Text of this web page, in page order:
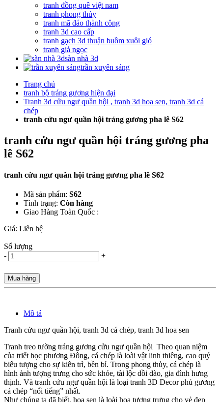
tranh đồng quê việt nam
tranh phong thủy
tranh mã đáo thành công
tranh 3d cao cấp
tranh gạch 3d thuận buồm xuôi gió
tranh giả ngọc
sàn nhà 3d
trần xuyên sáng
Trang chủ
tranh bộ tráng gương hiện đại
Tranh 3d cửu ngư quần hội , tranh 3d hoa sen, tranh 3d cá
chép
tranh cửu ngư quần hội tráng gương pha lê S62
tranh cửu ngư quần hội tráng gương pha
lê S62
tranh cửu ngư quần hội tráng gương pha lê S62
Mã sản phẩm: S62
Tình trạng: Còn hàng
Giao Hàng Toàn Quốc :
Giá: Liên hệ
Số lượng
-
+
Mua hàng
Mô tả
Tranh cửu ngư quần hội, tranh 3d cá chép, tranh 3d hoa sen
Tranh treo tường tráng gương cửu ngư quần hội Theo quan niệm
của triết học phương Đông, cá chép là loài vật linh thiêng, cao quý
biểu tượng cho sự kiên trì, bền bỉ. Trong phong thủy, cá chép là
hình ảnh tượng trưng cho sức khỏe, tài lộc dồi dào, gia đình hưng
thịnh. Và tranh cửu ngư quần hội là loại tranh 3D Decor phủ gương
cá chép “nổi tiếng” nhất.
Như chúng ta đã biết, hoa sen là loài hoa tượng trưng cho vẻ đẹp